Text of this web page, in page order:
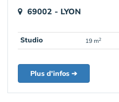
69002 - LYON
Studio 19 m2
Plus d'infos ➔